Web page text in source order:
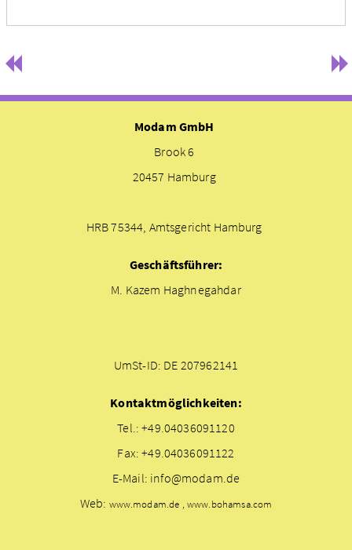
Modam GmbH
Brook 6
20457 Hamburg
HRB 75344, Amtsgericht Hamburg
Geschäftsführer:
M. Kazem Haghnegahdar
UmSt-ID: DE 207962141
Kontaktmöglichkeiten:
Tel.: +49.04036091120
Fax: +49.04036091122
E-Mail: info@modam.de
Web: www.modam.de , www.bohamsa.com